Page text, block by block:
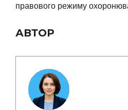
правового режиму
АВТОР